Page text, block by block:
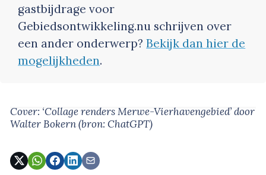
gastbijdrage voor
Gebiedsontwikkeling.nu schrijven over
een ander onderwerp?Bekijk dan hier de
mogelijkheden.
Cover: ‘Collage renders Merwe-Vierhavengebied’door
Walter Bokern(bron: ChatGPT)